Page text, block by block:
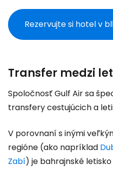
Rezervujte si hotel v
Transfer medzi
Spoločnosť Gulf Air sa
transfery cestujúcich a
V porovnaní s inými
regióne (ako napríklad
Zabí) je bahrajnské